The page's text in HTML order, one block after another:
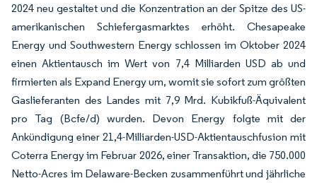
2024 neu gestaltet und die Konzentration an der Spitze des US-
amerikanischen Schiefergasmarktes erhöht. Chesapeake
Energy und Southwestern Energy schlossen im Oktober 2024
einen Aktientausch im Wert von 7,4 Milliarden USD ab und
firmierten als Expand Energy um, womit sie sofort zum größten
Gaslieferanten des Landes mit 7,9 Mrd. Kubikfuß-Äquivalent
pro Tag (Bcfe/d) wurden. Devon Energy folgte mit der
Ankündigung einer 21,4-Milliarden-USD-Aktientauschfusion mit
Coterra Energy im Februar 2026, einer Transaktion, die 750.000
Netto-Acres im Delaware-Becken zusammenführt und jährliche